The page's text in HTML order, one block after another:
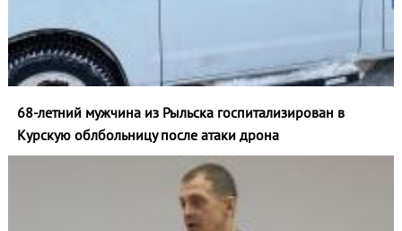
68-летний мужчина из Рыльска госпитализирован в
Курскую облбольницу после атаки дрона